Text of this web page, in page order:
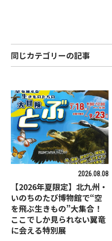
同じカテゴリーの記事
2026.08.08
【2026年夏限定】北九州・
いのちのたび博物館で“空
を飛ぶ生きもの”大集合！
ここでしか見られない翼竜
に会える特別展